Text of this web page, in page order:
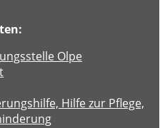
Olpe
Hilfe zur Pflege,